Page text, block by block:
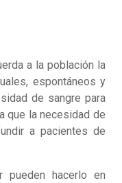
a la población la
espontáneos y
de sangre para
que la necesidad de
a pacientes de
pueden hacerlo en